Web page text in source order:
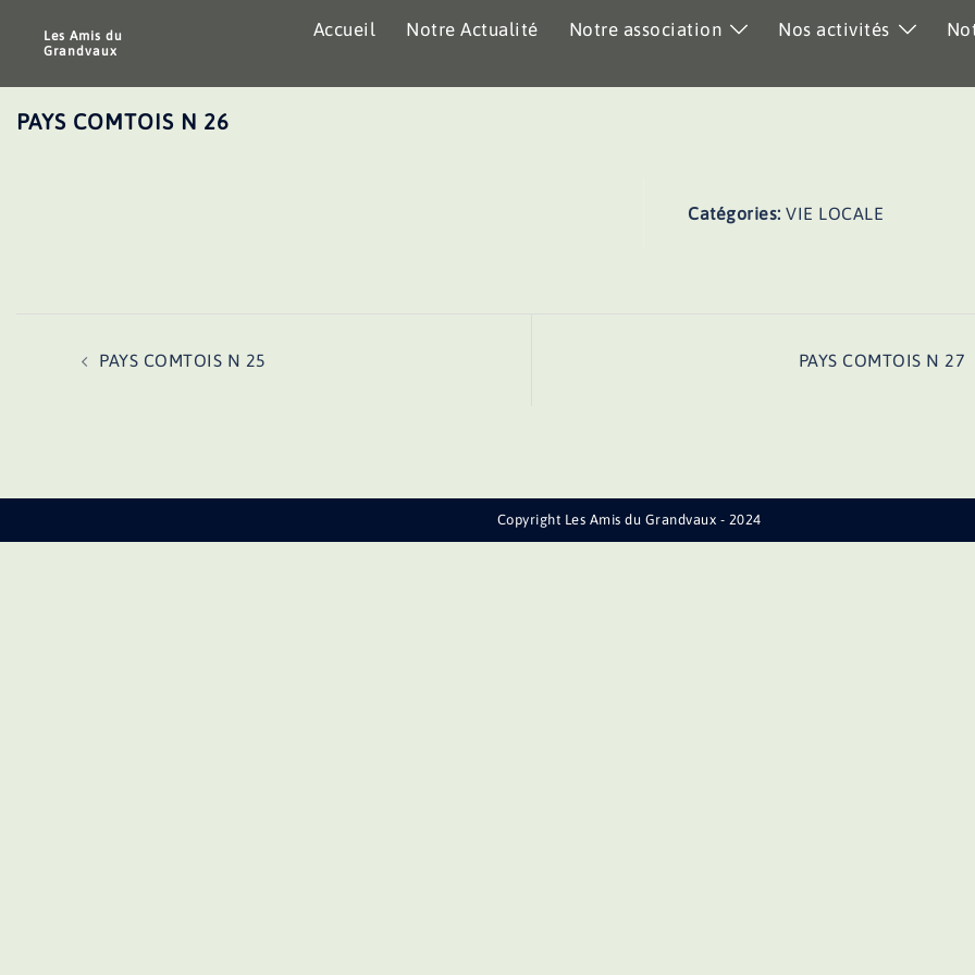
Les Amis du
Grandvaux
Accueil Notre Actualité Notre association Nos activités
PAYS COMTOIS N 26
Catégories:VIE LOCALE
PAYS COMTOIS N 25 PAYS COMTOIS N 27
Copyright Les Amis du Grandvaux - 2024